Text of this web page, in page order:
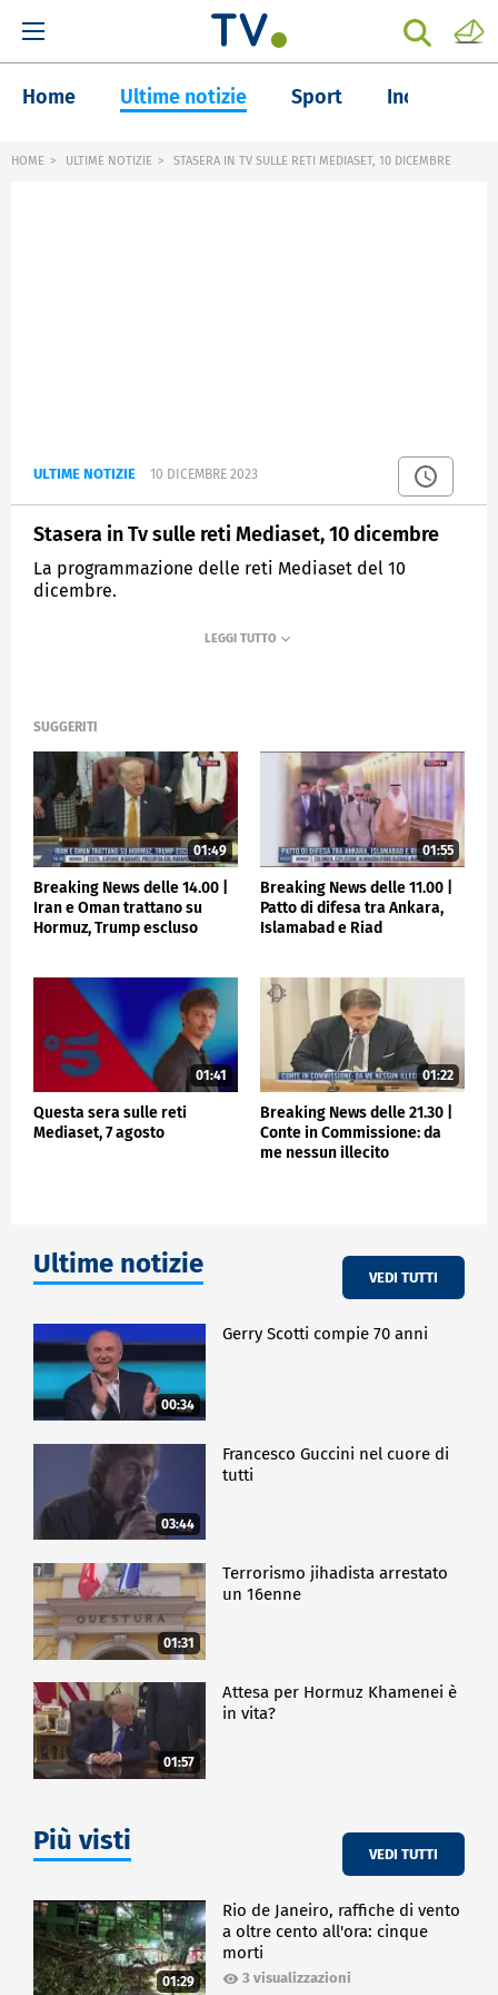
Home Ultime notizie Sport Inchieste
HOME ULTIME NOTIZIE STASERA IN TV SULLE RETI MEDIASET, 10 DICEMBRE
ULTIME NOTIZIE 10 DICEMBRE 2023
Stasera in Tv sulle reti Mediaset, 10 dicembre
La programmazione delle reti Mediaset del 10
dicembre.
TGCOM24
SUGGERITI
01:49
Breaking News delle 14.00 |
Iran e Oman trattano su
Hormuz, Trump escluso
01:55
Breaking News delle 11.00 |
Patto di difesa tra Ankara,
Islamabad e Riad
01:41
Questa sera sulle reti
Mediaset, 7 agosto
01:22
Breaking News delle 21.30 |
Conte in Commissione: da
me nessun illecito
Ultime notizie VEDI TUTTI
00:34
Gerry Scotti compie 70 anni
03:44
Francesco Guccini nel cuore di
tutti
01:31
Terrorismo jihadista arrestato
un 16enne
01:57
Attesa per Hormuz Khamenei è
in vita?
Più visti VEDI TUTTI
01:29
Rio de Janeiro, raffiche di vento
a oltre cento all'ora: cinque
morti
3 visualizzazioni